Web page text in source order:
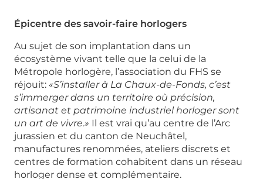
Épicentre des savoir-faire horlogers
Au sujet de son implantation dans un
écosystème vivant telle que la celui de la
Métropole horlogère, l’association du FHS se
réjouit: «S’installer à La Chaux-de-Fonds, c’est
s’immerger dans un territoire où précision,
artisanat et patrimoine industriel horloger sont
un art de vivre.» Il est vrai qu’au centre de l’Arc
jurassien et du canton de Neuchâtel,
manufactures renommées, ateliers discrets et
centres de formation cohabitent dans un réseau
horloger dense et complémentaire.